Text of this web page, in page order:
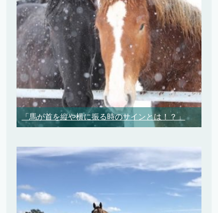
「馬が首を縦や横に振る時のサインとは！？」